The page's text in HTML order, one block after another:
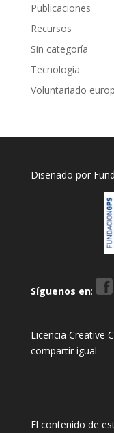
Publicaciones
Recursos
Sin categoría
Tecnología
Voluntariado
Diseñado por
Síguenos en:
Licencia Creative
compartir igual
El contenido de